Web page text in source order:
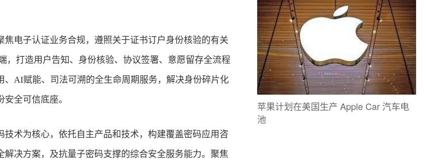
焦电子认证业务合规，遵照关于证书订户身份核验的有关
，打造用户告知、身份核验、协议签署、意愿留存全流程
、AI赋能、司法可溯的全生命周期服务，解决身份碎片化
全可信底座。
技术为核心，依托自主产品和技术，构建覆盖密码应用咨
解决方案，及抗量子密码支撑的综合安全服务能力。聚焦
苹果计划在美国生产 Apple Car 汽车电
池